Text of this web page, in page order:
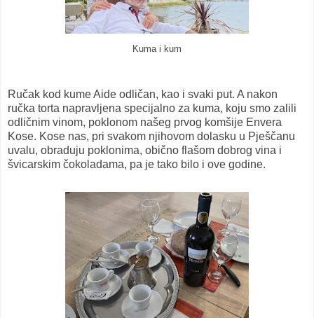
Kuma i kum
Ručak kod kume Aide odličan, kao i svaki put. A nakon
ručka torta napravljena specijalno za kuma, koju smo zalili
odličnim vinom, poklonom našeg prvog komšije Envera
Kose. Kose nas, pri svakom njihovom dolasku u Pješčanu
uvalu, obraduju poklonima, obično flašom dobrog vina i
švicarskim čokoladama, pa je tako bilo i ove godine.